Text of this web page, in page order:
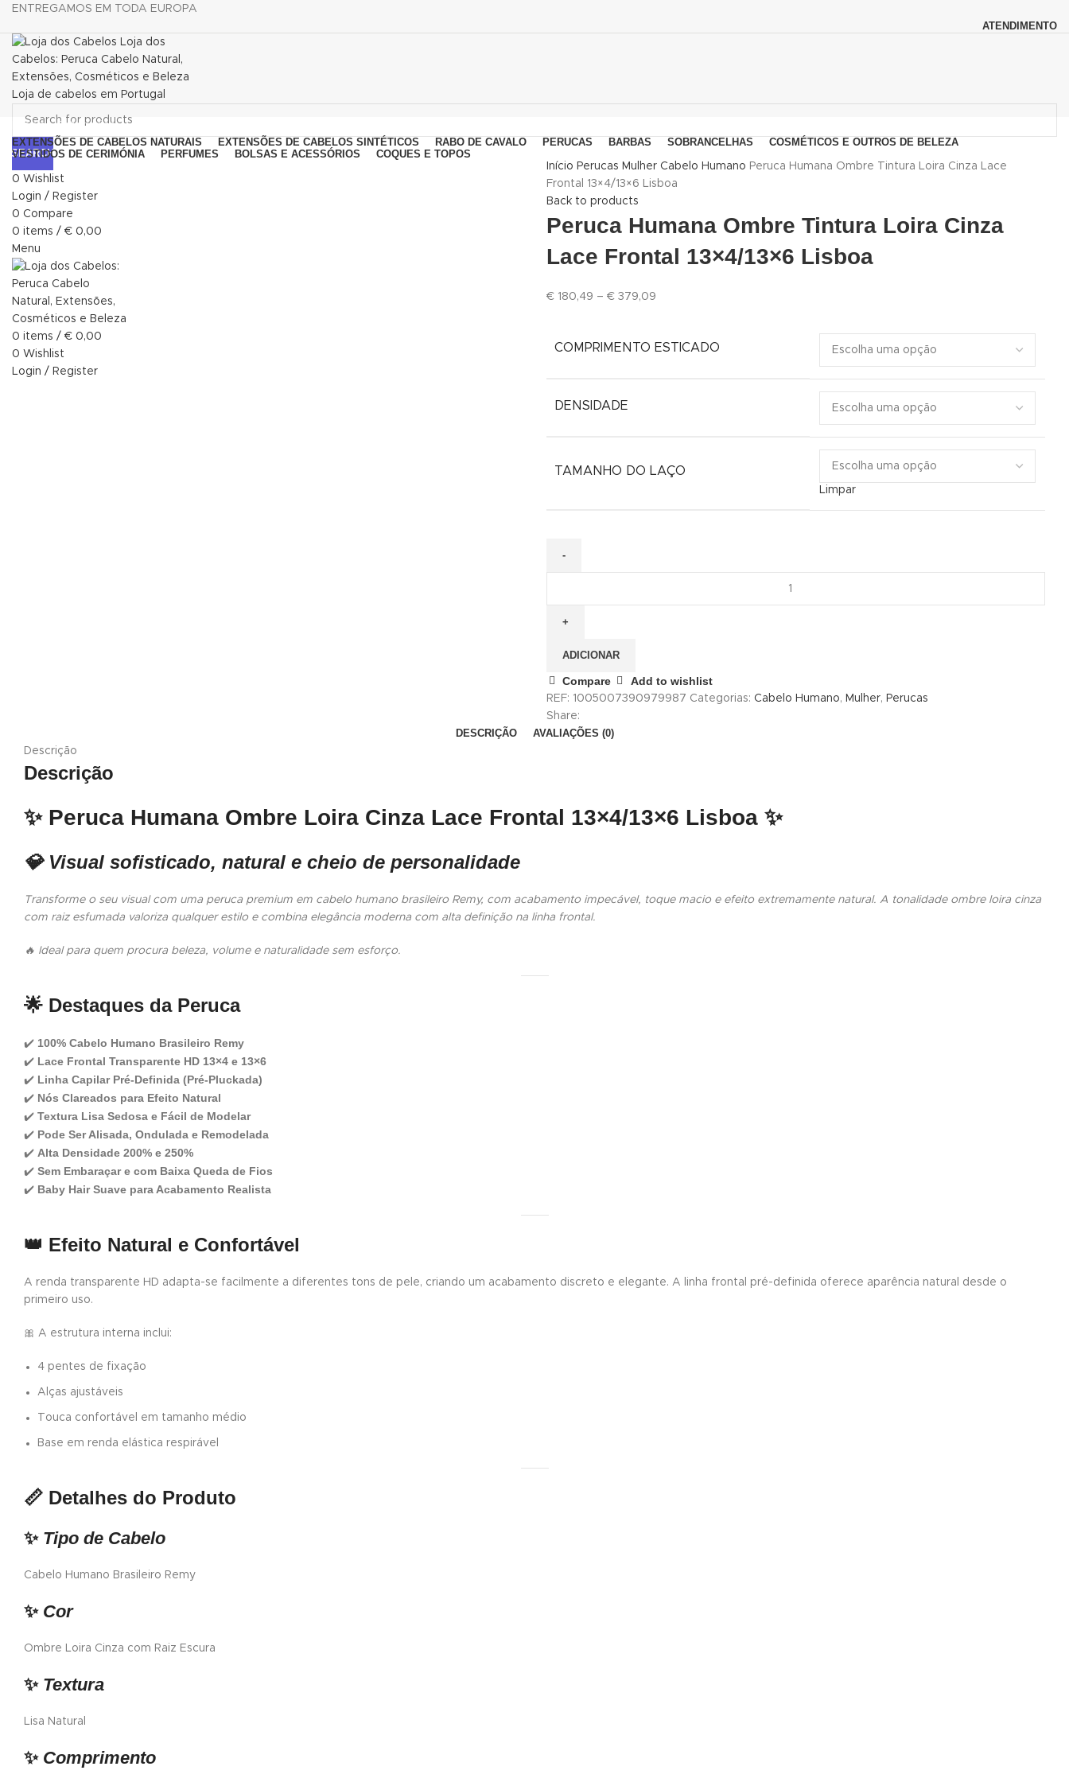
ENTREGAMOS EM TODA EUROPA
ATENDIMENTO
SEARCH
0 Wishlist
Login / Register
0 Compare
0 items / € 0,00
Menu
0 items / € 0,00
0 Wishlist
Login / Register
Browse Categories
EXTENSÕES DE CABELOS NATURAIS EXTENSÕES DE CABELOS SINTÉTICOS RABO DE CAVALO PERUCAS BARBAS SOBRANCELHAS
COSMÉTICOS E OUTROS DE BELEZA
VESTIDOS DE CERIMÓNIA
PERFUMES BOLSAS E ACESSÓRIOS COQUES E TOPOS
Início Perucas Mulher Cabelo Humano Peruca Humana Ombre Tintura Loira Cinza Lace
Frontal 13×4/13×6 Lisboa
Back to products
Peruca Humana Ombre Tintura Loira Cinza
Lace Frontal 13×4/13×6 Lisboa
€ 180,49 – € 379,09
COMPRIMENTO ESTICADO
DENSIDADE
TAMANHO DO LAÇO
Limpar
ADICIONAR
Compare Add to wishlist
REF: 1005007390979987 Categorias: Cabelo Humano, Mulher, Perucas
Share:
DESCRIÇÃO AVALIAÇÕES (0)
Descrição
Descrição
✨ Peruca Humana Ombre Loira Cinza Lace Frontal 13×4/13×6 Lisboa ✨
💎 Visual sofisticado, natural e cheio de personalidade
Transforme o seu visual com uma peruca premium em cabelo humano brasileiro Remy, com acabamento impecável, toque macio e efeito extremamente natural. A tonalidade ombre loira cinza
com raiz esfumada valoriza qualquer estilo e combina elegância moderna com alta definição na linha frontal.
🔥 Ideal para quem procura beleza, volume e naturalidade sem esforço.
🌟 Destaques da Peruca
✔️ 100% Cabelo Humano Brasileiro Remy
✔️ Lace Frontal Transparente HD 13×4 e 13×6
✔️ Linha Capilar Pré-Definida (Pré-Pluckada)
✔️ Nós Clareados para Efeito Natural
✔️ Textura Lisa Sedosa e Fácil de Modelar
✔️ Pode Ser Alisada, Ondulada e Remodelada
✔️ Alta Densidade 200% e 250%
✔️ Sem Embaraçar e com Baixa Queda de Fios
✔️ Baby Hair Suave para Acabamento Realista
👑 Efeito Natural e Confortável
A renda transparente HD adapta-se facilmente a diferentes tons de pele, criando um acabamento discreto e elegante. A linha frontal pré-definida oferece aparência natural desde o
primeiro uso.
🎀 A estrutura interna inclui:
4 pentes de fixação
Alças ajustáveis
Touca confortável em tamanho médio
Base em renda elástica respirável
📏 Detalhes do Produto
✨ Tipo de Cabelo
Cabelo Humano Brasileiro Remy
✨ Cor
Ombre Loira Cinza com Raiz Escura
✨ Textura
Lisa Natural
✨ Comprimento